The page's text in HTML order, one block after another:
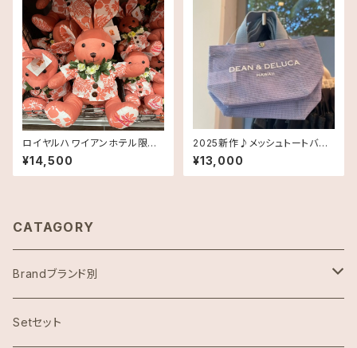
ロイヤルハワイアンホテル限定
アロハプリント・うさぎ大サイズ1
体
¥14,500
2025新作♪メッシュトートバッ
グ XSサイズ ストラップ付き
《HAWAII限定》DEAN＆DELUC
A ディーン＆デルーカ ハワイ 送
¥13,000
CATAGORY
Brandブランド別
ハワイ限定スヌーピー
Setセット